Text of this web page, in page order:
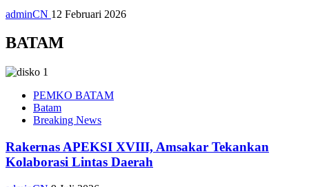
adminCN 12 Februari 2026
BATAM
PEMKO BATAM
Batam
Breaking News
Rakernas APEKSI XVIII, Amsakar Tekankan
Kolaborasi Lintas Daerah